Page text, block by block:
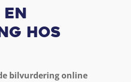
en
hos
bilvurdering online